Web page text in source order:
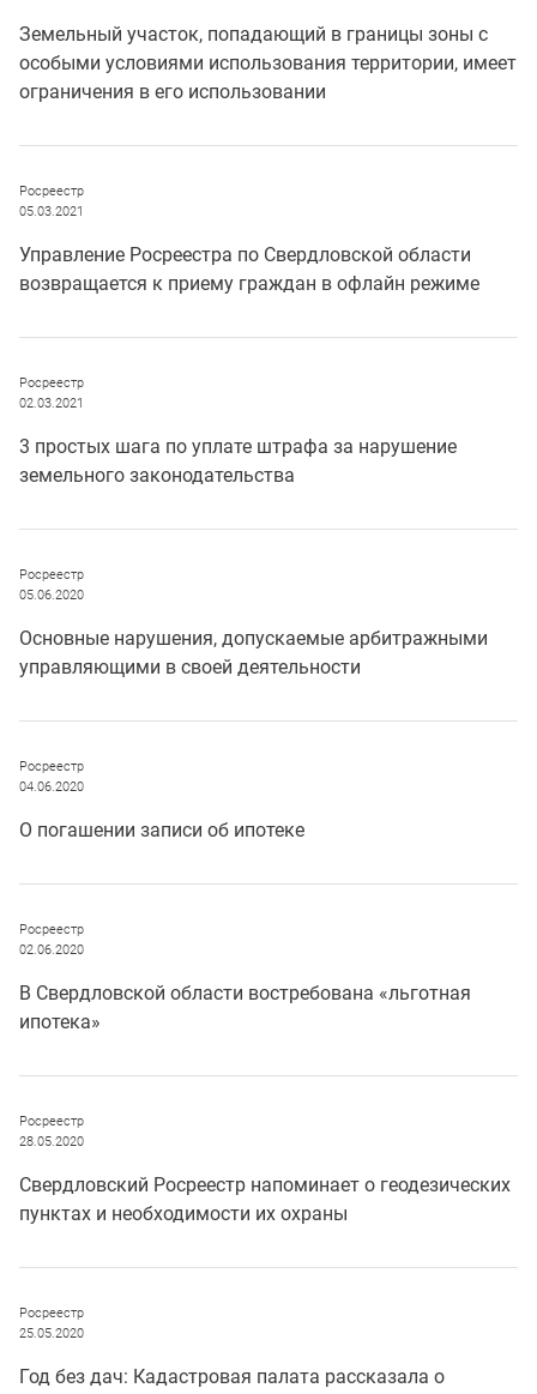
Земельный участок, попадающий в границы зоны с
особыми условиями использования территории, имеет
ограничения в его использовании
Росреестр
05.03.2021
Управление Росреестра по Свердловской области
возвращается к приему граждан в офлайн режиме
Росреестр
02.03.2021
3 простых шага по уплате штрафа за нарушение
земельного законодательства
Росреестр
05.06.2020
Основные нарушения, допускаемые арбитражными
управляющими в своей деятельности
Росреестр
04.06.2020
О погашении записи об ипотеке
Росреестр
02.06.2020
В Свердловской области востребована «льготная
ипотека»
Росреестр
28.05.2020
Свердловский Росреестр напоминает о геодезических
пунктах и необходимости их охраны
Росреестр
25.05.2020
Год без дач: Кадастровая палата рассказала о